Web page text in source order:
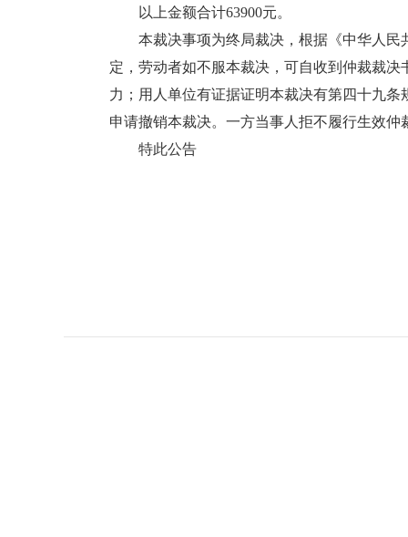
以上金额合计63900元。
本裁决事项为终局裁决，根据《中华人民
定，劳动者如不服本裁决，可自收到仲裁裁
力；用人单位有证据证明本裁决有第四十九
申请撤销本裁决。一方当事人拒不履行生效
特此公告